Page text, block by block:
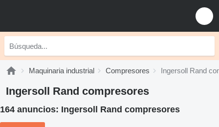
Maquinaria industrial Compresores Ingersoll Rand
Ingersoll Rand compresores
164 anuncios: Ingersoll Rand compresores